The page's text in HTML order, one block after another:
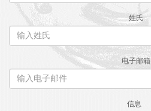
姓氏
电子邮箱
信息